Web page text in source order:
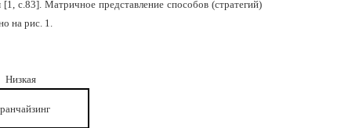
[1,с.83]. Матричное представление способов (стратегий)
на рис. 1.
Низкая